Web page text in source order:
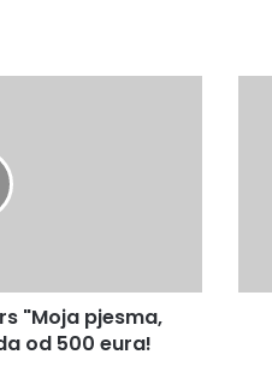
"Moja pjesma,
od 500 eura!